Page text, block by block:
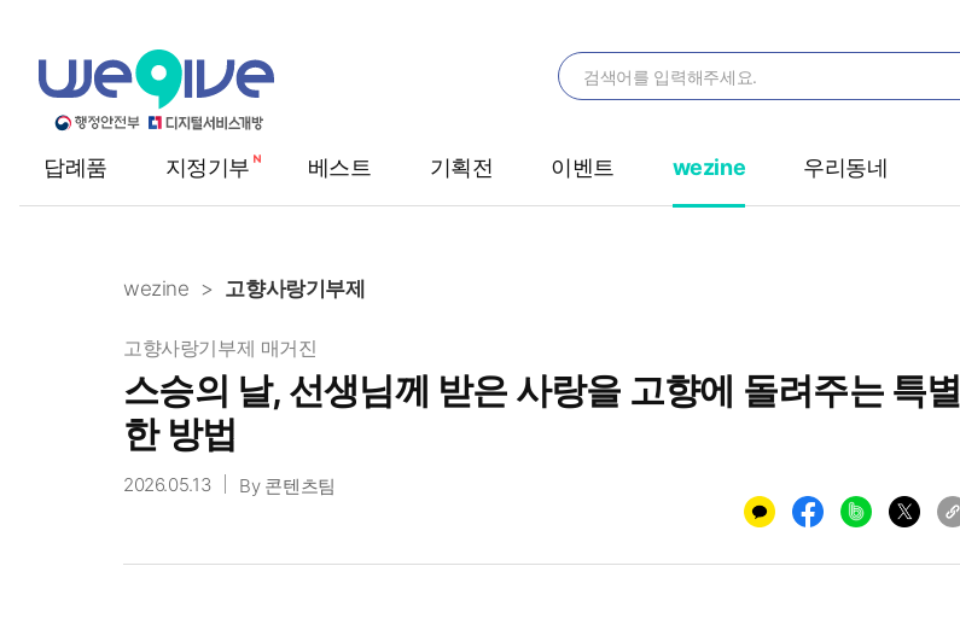
메
답례품 지정기부 베스트 기획전 이벤트 wezine 우리동네
wezine 고향사랑기부제
고향사랑기부제 매거진
스승의 날, 선생님께 받은 사랑을 고향에 돌려주는 특별
한 방법
2026.05.13 By 콘텐츠팀